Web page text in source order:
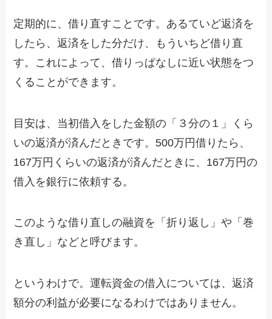
定期的に、借り直すことです。あるていど返済を
したら、返済をした分だけ、もういちど借り直
す。これによって、借りっぱなしに近い状態をつ
くることができます。
目安は、当初借入をした金額の「３分の１」くら
いの返済が済んだときです。500万円借りたら、
167万円くらいの返済が済んだときに、167万円の
借入を銀行に依頼する。
このような借り直しの融資を「折り返し」や「巻
き直し」などと呼びます。
というわけで。運転資金の借入については、返済
額分の利益が必要になるわけではありません。